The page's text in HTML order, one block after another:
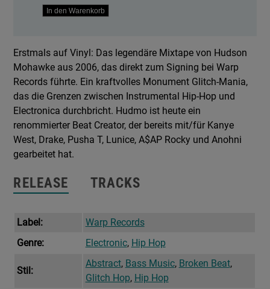
Hudson's
1
Menge
In den Warenkorb
Erstmals auf Vinyl: Das legendäre Mixtape von Hudson
Mohawke aus 2006, das direkt zum Signing bei Warp
Records führte. Ein kraftvolles Monument Glitch-Mania,
das die Grenzen zwischen Instrumental Hip-Hop und
Electronica durchbricht. Hudmo ist heute ein
renommierter Beat Creator, der bereits mit/für Kanye
West, Drake, Pusha T, Lunice, A$AP Rocky und Anohni
gearbeitet hat.
RELEASE TRACKS
Label:
Warp Records
Genre:
Electronic, Hip Hop
Stil:
Abstract, Bass Music, Broken Beat,
Glitch Hop, Hip Hop